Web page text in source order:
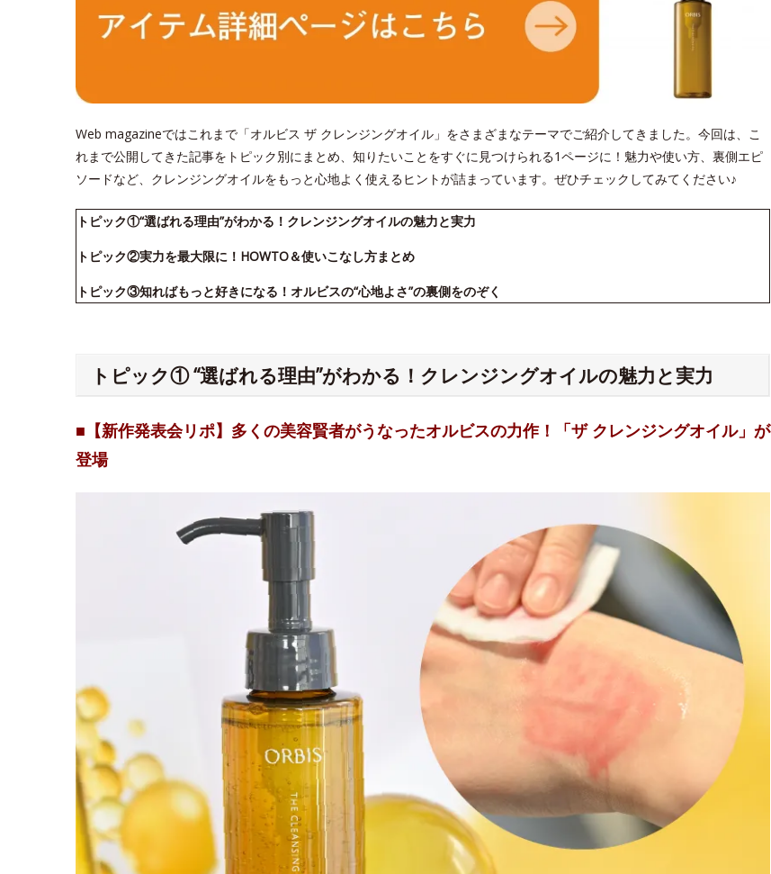
Web magazineではこれまで「オルビス ザ クレンジングオイル」をさまざまなテーマでご紹介してきました。今回は、こ
れまで公開してきた記事をトピック別にまとめ、知りたいことをすぐに見つけられる1ページに！魅力や使い方、裏側エピ
ソードなど、クレンジングオイルをもっと心地よく使えるヒントが詰まっています。ぜひチェックしてみてください♪
トピック①“選ばれる理由”がわかる！クレンジングオイルの魅力と実力
トピック②実力を最大限に！HOWTO＆使いこなし方まとめ
トピック③知ればもっと好きになる！オルビスの“心地よさ”の裏側をのぞく
トピック① “選ばれる理由”がわかる！クレンジングオイルの魅力と実力
■【新作発表会リポ】多くの美容賢者がうなったオルビスの力作！「ザ クレンジングオイル」が
登場